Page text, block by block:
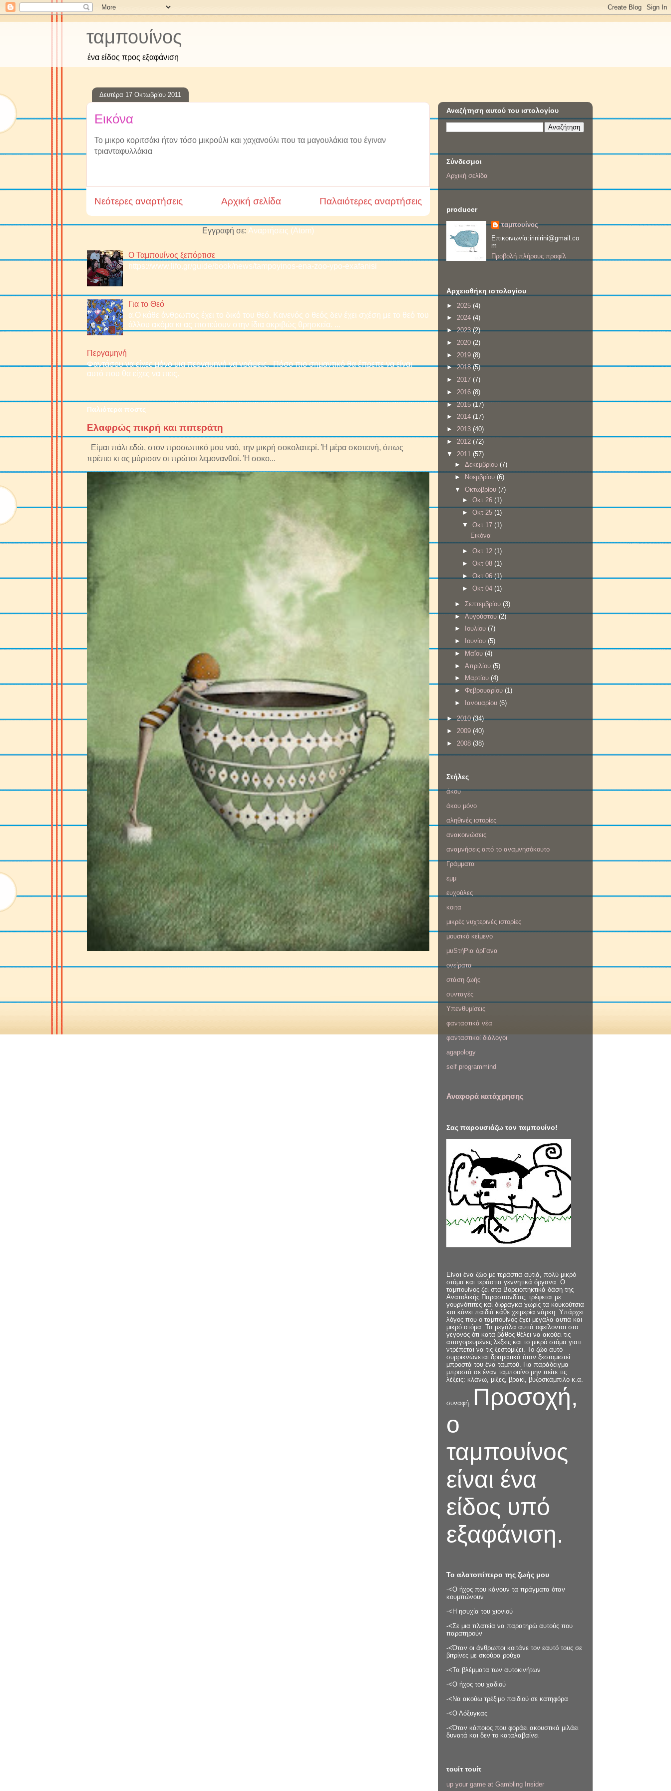
ταμπουίνος
ένα είδος προς εξαφάνιση
Δευτέρα 17 Οκτωβρίου 2011
Εικόνα
Το μικρο κοριτσάκι ήταν τόσο μικρούλι και χαχανούλι που τα μαγουλάκια του έγιναν
τριανταφυλλάκια
Νεότερες αναρτήσεις Παλαιότερες αναρτήσεις
Αρχική σελίδα
Εγγραφή σε: Αναρτήσεις (Atom)
Ο Ταμπουίνος ξεπόρτισε
https://www.lifo.gr/guide/book/news/tampoyinos-ena-zoo-ypo-exafanisi
Για το Θεό
α.O κάθε άνθρωπος έχει το δικό του θεό. Κανενός ο θεός δεν έχει σχέση με το θεό του
άλλου ακόμα κι ας πιστεύουν στην ίδια ακριβώς θρησκεία. ...
Περγαμηνή
Φαντάσου να είχες μόνο μια περγαμηνή να γράψεις. Πόσο πιο σημαντικό θα έπρεπε να είναι
αυτό που θα είχες να πεις.
Παλιότερα ποστς
Ελαφρώς πικρή και πιπεράτη
Είμαι πάλι εδώ, στον προσωπικό μου ναό, την μικρή σοκολατερί. Ή μέρα σκοτεινή, όπως
πρέπει κι ας μύρισαν οι πρώτοι λεμονανθοί. Ή σοκο...
Αναζήτηση αυτού του ιστολογίου
Σύνδεσμοι
Αρχική σελίδα
producer
ταμπουίνος
Επικοινωνία:irinirini@gmail.co
m
Προβολή πλήρους προφίλ
Αρχειοθήκη ιστολογίου
► 2025 (4)
► 2024 (4)
►2023(2)
► 2020 (2)
► 2019 (8)
►2018(5)
► 2017 (7)
► 2016 (8)
►2015(17)
► 2014 (17)
► 2013 (40)
► 2012 (72)
▼ 2011 (57)
► Δεκεμβρίου (7)
►
Νοεμβρίου (6)
▼ Οκτωβρίου (7)
►Οκτ 26(1)
►Οκτ 25(1)
▼Οκτ 17(1)
Εικόνα
►Οκτ 12(1)
►Οκτ 08(1)
►Οκτ 06(1)
►Οκτ 04(1)
► Σεπτεμβρίου (3)
►Αυγούστου(2)
►
Ιουλίου (7)
►
Ιουνίου (5)
►
Μαΐου (4)
► Απριλίου (5)
►
Μαρτίου (4)
► Φεβρουαρίου (1)
►
Ιανουαρίου (6)
►2010(34)
► 2009 (40)
► 2008 (38)
Στήλες
άκου
άκου μόνο
αληθινές ιστορίες
ανακοινώσεις
αναμνήσεις από το αναμνησόκουτο
Γράμματα
εμμ
ευχούλες
κοιτα
μικρές νυχτερινές ιστορίες
μουσικό κείμενο
μυSτήΡια όρΓανα
ονείρατα
στάση ζωής
συνταγές
Υπενθυμίσεις
φανταστικά νέα
φανταστικοί διάλογοι
agapology
self programmind
Αναφορά κατάχρησης
Σας παρουσιάζω τον ταμπουίνο!
Είναι ένα ζώο με τεράστια αυτιά, πολύ μικρό
στόμα και τεράστια γεννητικά όργανα. Ο
ταμπουίνος ζει στα Βορειοπηκτικά δάση της
Ανατολικής Παρασπονδίας, τρέφεται με
γουρνόπιτες και δίφραγκα χωρίς τα κουκούτσια
και κάνει παιδιά κάθε χειμερία νάρκη. Υπάρχει
λόγος που ο ταμπουίνος έχει μεγάλα αυτιά και
μικρό στόμα. Τα μεγάλα αυτιά οφείλονται στο
γεγονός ότι κατά βάθος θέλει να ακούει τις
απαγορευμένες λέξεις και το μικρό στόμα γιατι
ντρέπεται να τις ξεστομίζει. Το ζώο αυτό
συρρικνώνεται δραματικά όταν ξεστομιστεί
μπροστά του ένα ταμπού. Για παράδειγμα
μπροστά σε έναν ταμπουίνο μην πείτε τις
λέξεις: κλάνω, μίξες, βρακί, βυζοσκάμπιλο κ.α.
συναφή.
Προσοχή,
ο
ταμπουίνος
είναι ένα
είδος υπό
εξαφάνιση.
Το αλατοπίπερο της ζωής μου
-<Ο ήχος που κάνουν τα πράγματα όταν
κουμπώνουν
-<Η ησυχία του χιονιού
-<Σε μια πλατεία να παρατηρώ αυτούς που
παρατηρούν
-<Όταν οι άνθρωποι κοιτάνε τον εαυτό τους σε
βιτρίνες με σκούρα ρούχα
-<Τα βλέμματα των αυτοκινήτων
-<Ο ήχος του χαδιού
-<Να ακούω τρέξιμο παιδιού σε κατηφόρα
-<Ο Λόξυγκας
-<Όταν κάποιος που φοράει ακουστικά μιλάει
δυνατά και δεν το καταλαβαίνει
τουίτ τουίτ
up your game at Gambling Insider